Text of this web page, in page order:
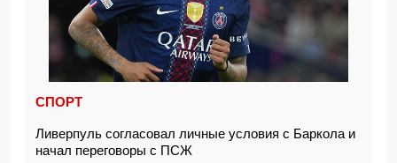
СПОРТ
Ливерпуль согласовал личные условия с Баркола и
начал переговоры с ПСЖ